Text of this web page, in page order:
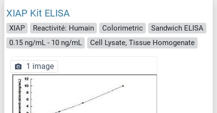
XIAP Kit ELISA
XIAP Reactivité: Humain Colorimetric
Sandwich ELISA
0.15 ng/mL - 10 ng/mL
Cell Lysate, Tissue Homogenate
1 image